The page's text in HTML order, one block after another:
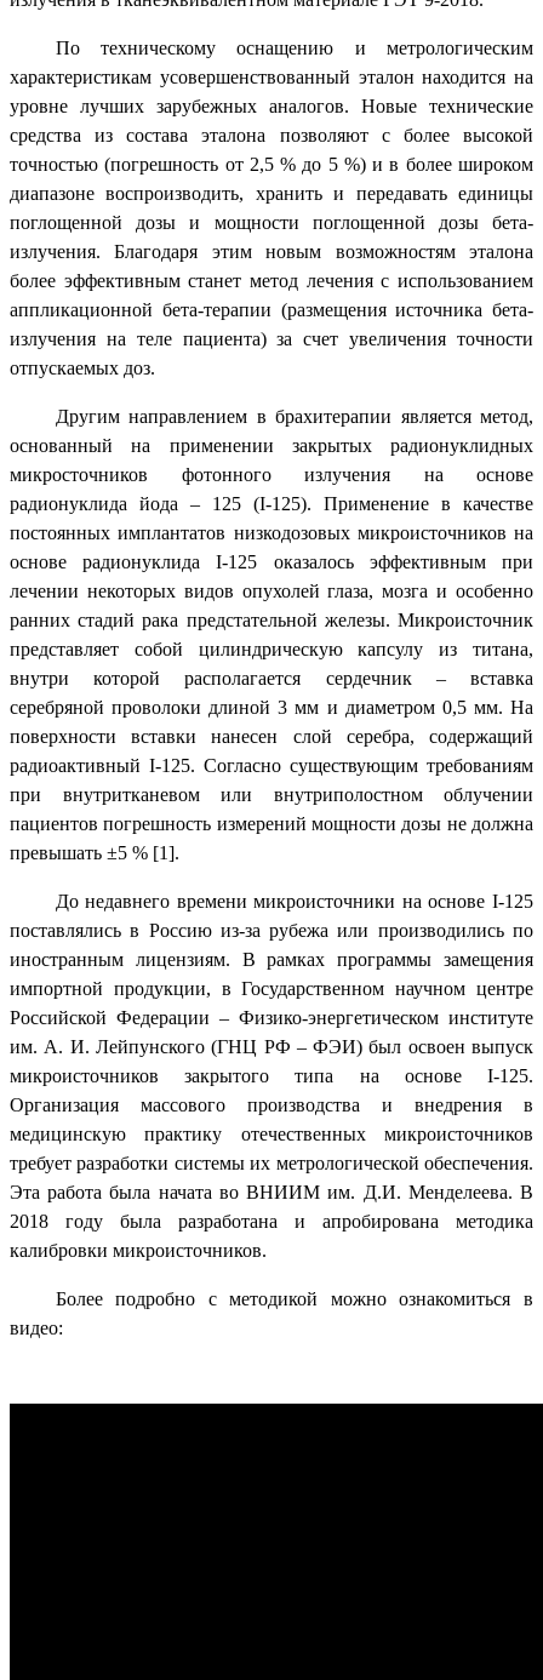
По техническому оснащению и метрологическим
характеристикам усовершенствованный эталон находится на
уровне лучших зарубежных аналогов. Новые технические
средства из состава эталона позволяют с более высокой
точностью (погрешность от 2,5 % до 5 %) и в более широком
диапазоне воспроизводить, хранить и передавать единицы
поглощенной дозы и мощности поглощенной дозы бета-
излучения. Благодаря этим новым возможностям эталона
более эффективным станет метод лечения с использованием
аппликационной бета-терапии (размещения источника бета-
излучения на теле пациента) за счет увеличения точности
отпускаемых доз.
Другим направлением в брахитерапии является метод,
основанный на применении закрытых радионуклидных
микросточников фотонного излучения на основе
радионуклида йода – 125 (I-125). Применение в качестве
постоянных имплантатов низкодозовых микроисточников на
основе радионуклида I-125 оказалось эффективным при
лечении некоторых видов опухолей глаза, мозга и особенно
ранних стадий рака предстательной железы. Микроисточник
представляет собой цилиндрическую капсулу из титана,
внутри которой располагается сердечник – вставка
серебряной проволоки длиной 3 мм и диаметром 0,5 мм. На
поверхности вставки нанесен слой серебра, содержащий
радиоактивный I-125. Согласно существующим требованиям
при внутритканевом или внутриполостном облучении
пациентов погрешность измерений мощности дозы не должна
превышать ±5 % [1].
До недавнего времени микроисточники на основе I-125
поставлялись в Россию из-за рубежа или производились по
иностранным лицензиям. В рамках программы замещения
импортной продукции, в Государственном научном центре
Российской Федерации – Физико-энергетическом институте
им. А. И. Лейпунского (ГНЦ РФ – ФЭИ) был освоен выпуск
микроисточников закрытого типа на основе I-125.
Организация массового производства и внедрения в
медицинскую практику отечественных микроисточников
требует разработки системы их метрологической обеспечения.
Эта работа была начата во ВНИИМ им. Д.И. Менделеева. В
2018 году была разработана и апробирована методика
калибровки микроисточников.
Более подробно с методикой можно ознакомиться в
видео: